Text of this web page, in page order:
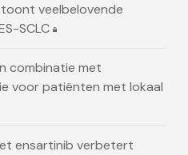
veelbelovende
SCLC
combinatie met
voor patiënten met lokaal
ensartinib verbetert